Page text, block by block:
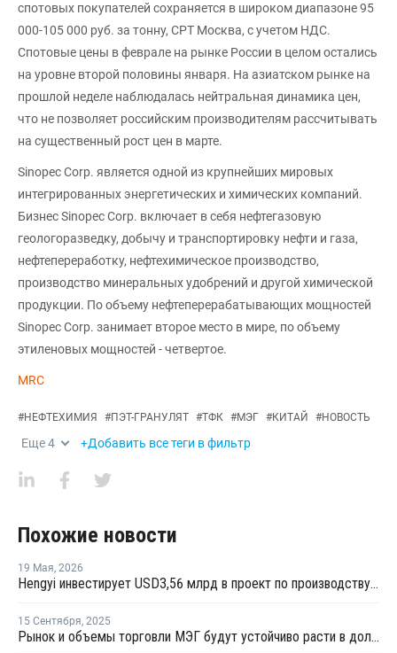
спотовых покупателей сохраняется в широком диапазоне 95
000-105 000 руб. за тонну, CPT Москва, с учетом НДС.
Спотовые цены в феврале на рынке России в целом остались
на уровне второй половины января. На азиатском рынке на
прошлой неделе наблюдалась нейтральная динамика цен,
что не позволяет российским производителям рассчитывать
на существенный рост цен в марте.
Sinopec Corp. является одной из крупнейших мировых
интегрированных энергетических и химических компаний.
Бизнес Sinopec Corp. включает в себя нефтегазовую
геологоразведку, добычу и транспортировку нефти и газа,
нефтепереработку, нефтехимическое производство,
производство минеральных удобрений и другой химической
продукции. По объему нефтеперерабатывающих мощностей
Sinopec Corp. занимает второе место в мире, по объему
этиленовых мощностей - четвертое.
MRC
#НЕФТЕХИМИЯ #ПЭТ-ГРАНУЛЯТ #ТФК #МЭГ #КИТАЙ #НОВОСТЬ
Еще4 +Добавить все теги в фильтр
Похожие новости
19 Мая, 2026
Hengyi инвестирует USD3,56 млрд в проект по производству МЭГ из угля в Китае
15 Сентября, 2025
Рынок и объемы торговли МЭГ будут устойчиво расти в долгосрочной перспективе